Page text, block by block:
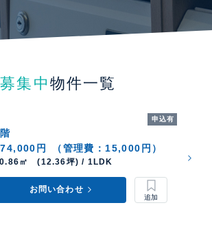
募集中 物件一覧
申込有
円
（管理費：15,000円）
㎡ (12.36坪) / 1LDK
お問い合わせ